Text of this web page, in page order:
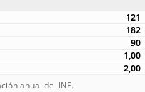
121
182
90
1,00
2,00
anual del INE.